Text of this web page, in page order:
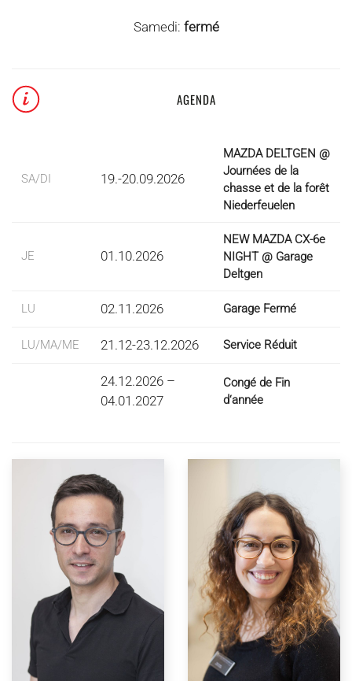
Samedi: fermé
AGENDA
SA/DI 19.-20.09.2026
MAZDA DELTGEN @
Journées de la
chasse et de la forêt
Niederfeuelen
JE 01.10.2026
NEW MAZDA CX-6e
NIGHT @ Garage
Deltgen
LU 02.11.2026 Garage Fermé
LU/MA/ME 21.12-23.12.2026 Service Réduit
24.12.2026 –
04.01.2027
Congé de Fin
d‘année